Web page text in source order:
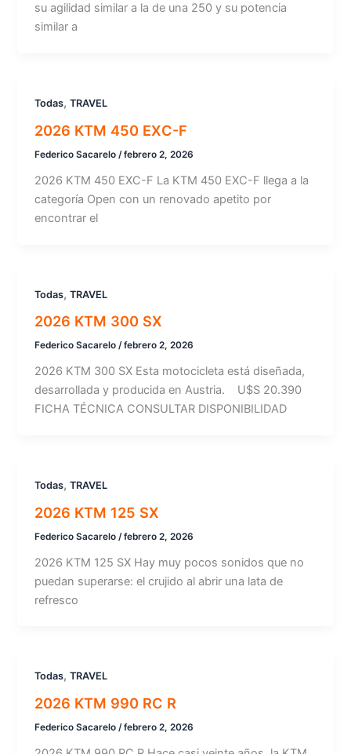
su agilidad similar a la de una 250 y su potencia
similar a
Todas,TRAVEL
2026 KTM 450 EXC-F
Federico Sacarelo/febrero 2, 2026
2026 KTM 450 EXC-F La KTM 450 EXC-F llega a la
categoría Open con un renovado apetito por
encontrar el
Todas,TRAVEL
2026 KTM 300 SX
Federico Sacarelo/febrero 2, 2026
2026 KTM 300 SX Esta motocicleta está diseñada,
desarrollada y producida en Austria. U$S 20.390
FICHA TÉCNICA CONSULTAR DISPONIBILIDAD
Todas,TRAVEL
2026 KTM 125 SX
Federico Sacarelo /febrero 2, 2026
2026 KTM 125 SX Hay muy pocos sonidos que no
puedan superarse: el crujido al abrir una lata de
refresco
Todas,TRAVEL
2026 KTM 990 RC R
Federico Sacarelo/febrero 2, 2026